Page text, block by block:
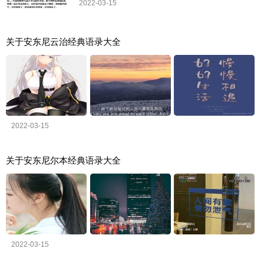
2022-03-15
关于安东尼云治经典语录大全
2022-03-15
关于安东尼尔本经典语录大全
2022-03-15